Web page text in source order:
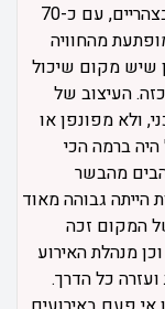
חגגנו את בת המצווה שלנו באהרונה בשישי בצהריים, עם כ-70
מהחוויה
שיש מקום שיכול
העיצוב של
ולא מפונפן או
ברמה הכי
מהבשר
הייתה גבוהה מאוד
המקום זכה
מנהלת האירוע
כל הדרך.